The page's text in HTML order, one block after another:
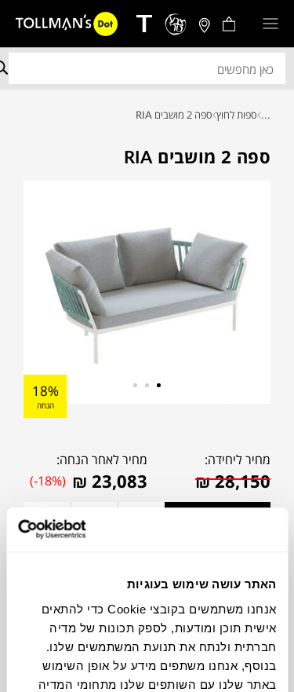
האתר עושה שימוש בעוגיות
אנחנו משתמשים בקובצי Cookie כדי להתאים
אישית תוכן ומודעות, לספק תכונות של מדיה
חברתית ולנתח את תנועת המשתמשים שלנו.
בנוסף, אנחנו משתפים מידע על אופן השימוש
באתר שלנו עם השותפים שלנו מתחומי המדיה
... ספות לחוץ ספה 2 מושבים RIA
ספה 2 מושבים RIA
18%
הנחה
מחיר ליחידה:
₪28,150
מחיר לאחר הנחה:
₪ 23,083
(-18%)
להדמיית AI Design
צבעים